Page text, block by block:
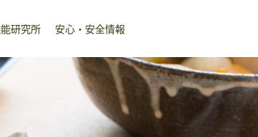
研究所 安心・安全情報